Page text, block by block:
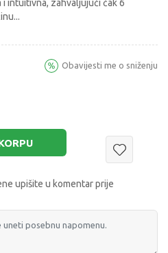
intuitivna, zahvaljujući čak 6
...
Obavijesti me o sniženju
upišite u komentar prije